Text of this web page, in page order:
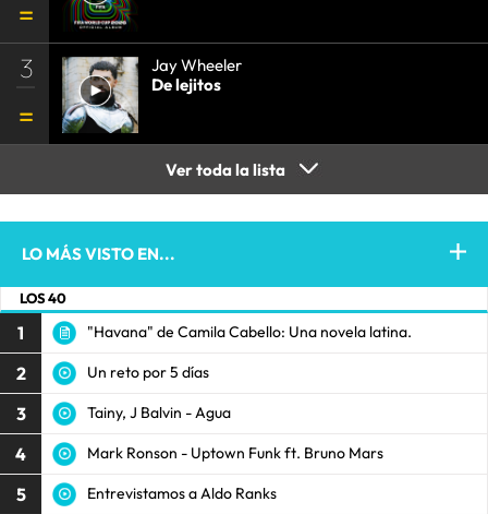
3
Jay Wheeler
De lejitos
Ver toda la lista
LO MÁS VISTO EN...
LOS 40
1 "Havana" de Camila Cabello: Una novela latina.
2 Un reto por 5 días
3 Tainy, J Balvin - Agua
4 Mark Ronson - Uptown Funk ft. Bruno Mars
5 Entrevistamos a Aldo Ranks